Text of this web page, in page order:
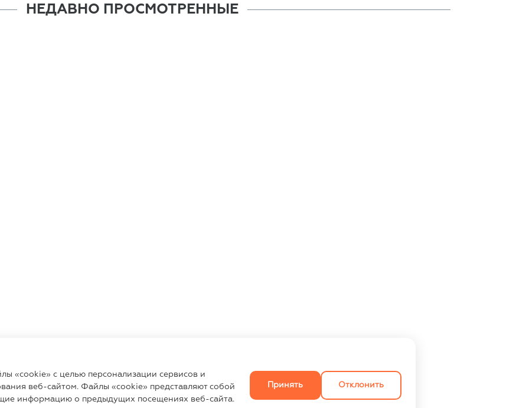
НЕДАВНО ПРОСМОТРЕННЫЕ
«cookie» с целью персонализации сервисов и
веб-сайтом. Файлы «cookie» представляют собой
информацию о предыдущих посещениях веб-сайта.
Принять Отклонить